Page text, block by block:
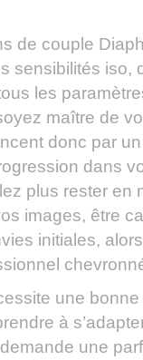
de couple
sensibilités iso,
les
maître de
donc par
dans
plus rester en
images, être
initiales,
une
à
une